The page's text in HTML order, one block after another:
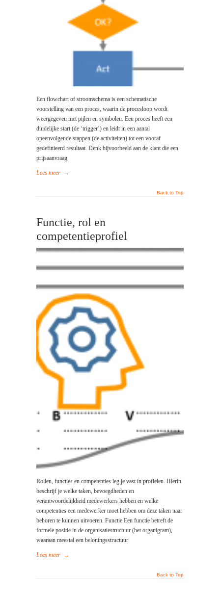
Een flowchart of stroomschema is een schematische
voorstelling van een proces, waarin de procesloop wordt
weergegeven met pijlen en symbolen. Een proces heeft een
duidelijke start (de ‘trigger’) en leidt in een aantal
opeenvolgende stappen (de activiteiten) tot een vooraf
gedefinieerd resultaat. Denk bijvoorbeeld aan de klant die een
prijsaanvraag
Lees meer →
Back to Top
Functie, rol en
competentieprofiel
Rollen, functies en competenties leg je vast in profielen. Hierin
beschrijf je welke taken, bevoegdheden en
verantwoordelijkheid medewerkers hebben en welke
competenties een medewerker moet hebben om deze taken naar
behoren te kunnen uitvoeren. Functie Een functie betreft de
formele positie in de organisatiestructuur (het organigram),
waaraan meestal een beloningsstructuur
Lees meer →
Back to Top